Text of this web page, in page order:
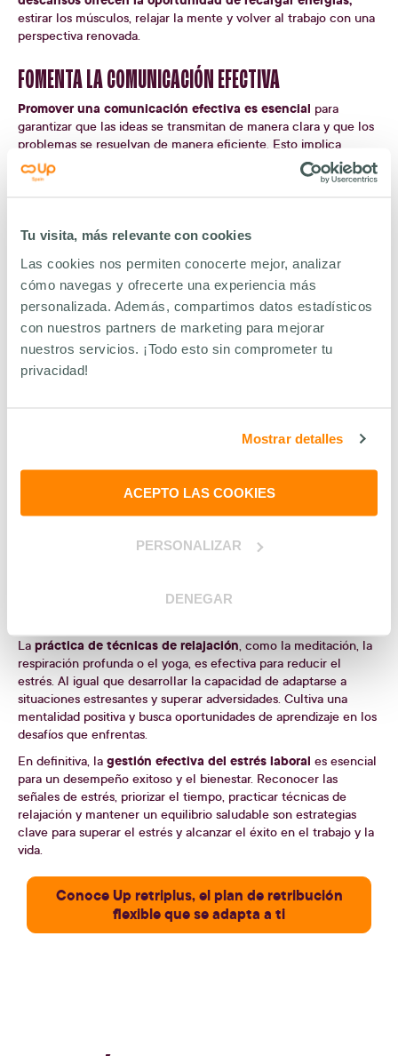
Tu visita, más relevante con cookies
Las cookies nos permiten conocerte mejor, analizar
cómo navegas y ofrecerte una experiencia más
personalizada. Además, compartimos datos estadísticos
con nuestros partners de marketing para mejorar
nuestros servicios. ¡Todo esto sin comprometer tu
privacidad!
Mostrar detalles
ACEPTO LAS COOKIES
PERSONALIZAR
DENEGAR
estirar los músculos, relajar la mente y volver al trabajo con una
perspectiva renovada.
FOMENTA LA COMUNICACIÓN EFECTIVA
Promover una comunicación efectiva es esencial para
garantizar que las ideas se transmitan de manera clara y que los
problemas se resuelvan de manera eficiente. Esto implica
escuchar activamente a los demás cuando hablan, prestando
atención genuina y mostrando interés en sus puntos de vista.
ADMINISTRA EL TIEMPO EFICAZMENTE
Lagestión efectiva del tiempoes una habilidad esencial en el
entorno laboral y en la vida en general. Implica la capacidad de
planificar, organizar y priorizar tus tareas y actividades de manera
que puedas aprovechar al máximo tu día y cumplir con tus
responsabilidades de manera eficiente.
importante. Luego, puedes utilizar técnicas de gestión del
DESARROLLA HABILIDADES DE MANEJO DEL ESTRÉS
es especialmente importante en el entorno laboral, donde las
mejora tu bienestar y tu capacidad para enfrentar desafíos con
La práctica de técnicas de relajación, como la meditación, la
respiración profunda o el yoga, es efectiva para reducir el
estrés. Al igual que desarrollar la capacidad de adaptarse a
situaciones estresantes y superar adversidades. Cultiva una
mentalidad positiva y busca oportunidades de aprendizaje en los
desafíos que enfrentas.
En definitiva, la gestión efectiva del estrés laboral es esencial
para un desempeño exitoso y el bienestar. Reconocer las
señales de estrés, priorizar el tiempo, practicar técnicas de
relajación y mantener un equilibrio saludable son estrategias
clave para superar el estrés y alcanzar el éxito en el trabajo y la
vida.
Conoce Up retriplus, el plan de retribución
flexible que se adapta a ti